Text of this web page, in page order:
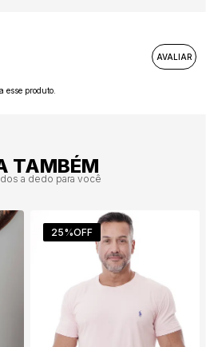
produto.
TAMBÉM
a dedo para você
25%OFF